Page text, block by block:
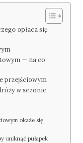
opłaca się
— na co
przejściowym
w sezonie
okaże się
uniknąć pułapek